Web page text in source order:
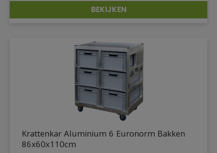
DETAILS
BEKIJKEN
Krattenkar Aluminium 6 Euronorm Bakken
86x60x110cm